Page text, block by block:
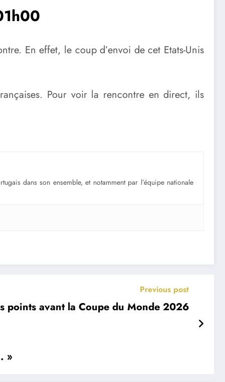
En effet, le coup d’envoi de cet Etats-Unis
Pour voir la rencontre en direct, ils
dans son ensemble, et notamment par l’équipe nationale
Previous post
points avant la Coupe du Monde 2026
»